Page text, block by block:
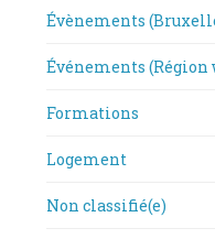
Évènements
Événements
Formations
Logement
Non classifié(e)